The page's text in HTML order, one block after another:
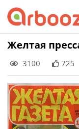
Skip
content
Желтая
3100 725
Найти: